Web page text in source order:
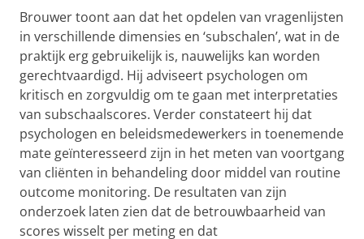
Brouwer toont aan dat het opdelen van vragenlijsten
in verschillende dimensies en ‘subschalen’, wat in de
praktijk erg gebruikelijk is, nauwelijks kan worden
gerechtvaardigd. Hij adviseert psychologen om
kritisch en zorgvuldig om te gaan met interpretaties
van subschaalscores. Verder constateert hij dat
psychologen en beleidsmedewerkers in toenemende
mate geïnteresseerd zijn in het meten van voortgang
van cliënten in behandeling door middel van routine
outcome monitoring. De resultaten van zijn
onderzoek laten zien dat de betrouwbaarheid van
scores wisselt per meting en dat